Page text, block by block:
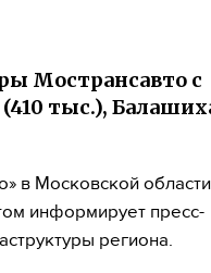
Мострансавто с
тыс.),
в Московской области
информирует пресс-
региона.